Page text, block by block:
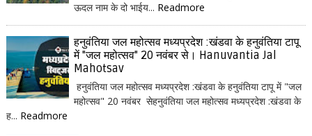
ऊदल नाम के दो भाईय... Readmore
हनुवंतिया जल महोत्सव मध्यप्रदेश :खंडवा के हनुवंतिया टापू
में "जल महोत्सव" 20 नवंबर से। Hanuvantia Jal
Mahotsav
हनुवंतिया जल महोत्सव मध्यप्रदेश :खंडवा के हनुवंतिया टापू में "जल
महोत्सव" 20 नवंबर सेहनुवंतिया जल महोत्सव मध्यप्रदेश :खंडवा के
ह... Readmore